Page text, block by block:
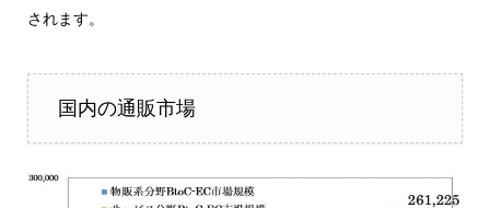
されます。
国内の通販市場